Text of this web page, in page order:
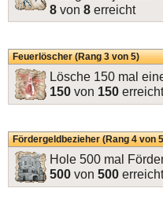
8 von 8 erreicht
Feuerlöscher (Rang 3 von 5)
Lösche 150 mal
150 von 150 erreicht
Fördergeldbezieher (Rang 4 von
Hole 500 mal
500 von 500 erreicht